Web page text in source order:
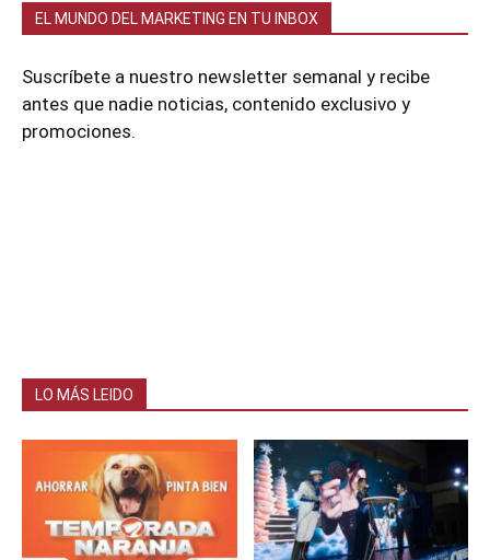
EL MUNDO DEL MARKETING EN TU INBOX
Suscríbete a nuestro newsletter semanal y recibe
antes que nadie noticias, contenido exclusivo y
promociones.
LO MÁS LEIDO